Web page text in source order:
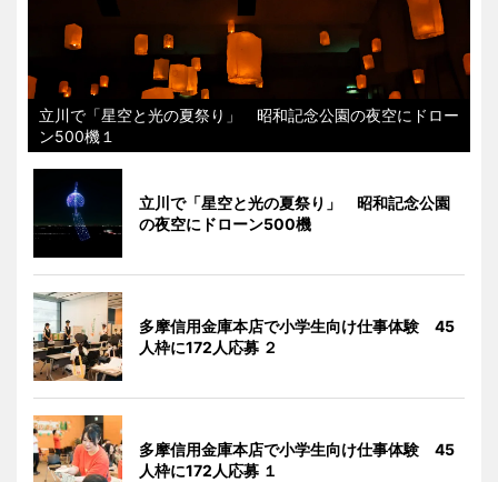
立川で「星空と光の夏祭り」 昭和記念公園の夜空にドロー
ン500機１
立川で「星空と光の夏祭り」 昭和記念公園
の夜空にドローン500機
多摩信用金庫本店で小学生向け仕事体験 45
人枠に172人応募 ２
多摩信用金庫本店で小学生向け仕事体験 45
人枠に172人応募 １